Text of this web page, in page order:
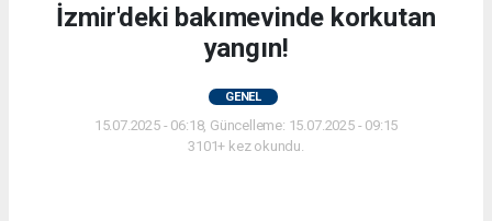
İzmir'deki bakımevinde korkutan
yangın!
GENEL
15.07.2025 - 06:18, Güncelleme: 15.07.2025 - 09:15
3101+ kez okundu.